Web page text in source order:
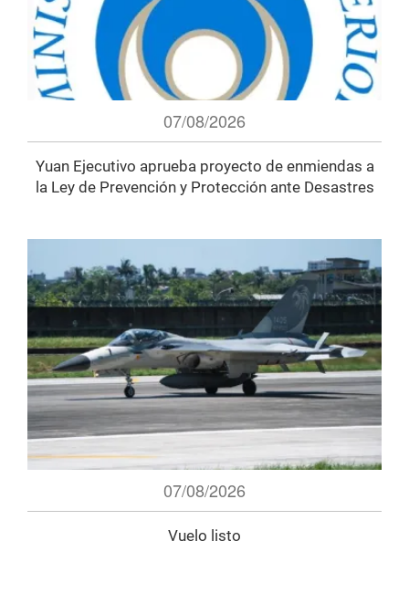
07/08/2026
Yuan Ejecutivo aprueba proyecto de enmiendas a
la Ley de Prevención y Protección ante Desastres
07/08/2026
Vuelo listo